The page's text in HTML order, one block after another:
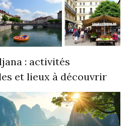
: activités
et lieux à découvrir